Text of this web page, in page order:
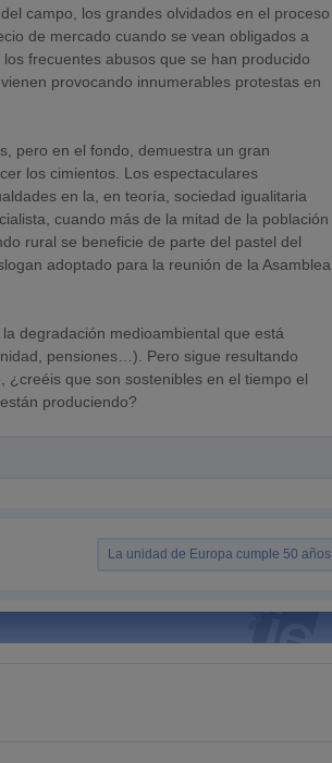
campo, los grandes olvidados en el proceso
de mercado cuando se vean obligados a
frecuentes abusos que se han producido
provocando innumerables protestas en
pero en el fondo, demuestra un gran
los cimientos. Los espectaculares
en la, en teoría, sociedad igualitaria
cuando más de la mitad de la población
rural se beneficie de parte del pastel del
adoptado para la reunión de la Asamblea
degradación medioambiental que está
pensiones…). Pero sigue resultando
que son sostenibles en el tiempo el
produciendo?
La unidad de Europa cumple 50 años